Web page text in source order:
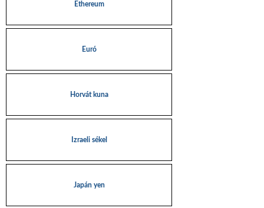
Ethereum
Euró
Horvát kuna
Izraeli sékel
Japán yen